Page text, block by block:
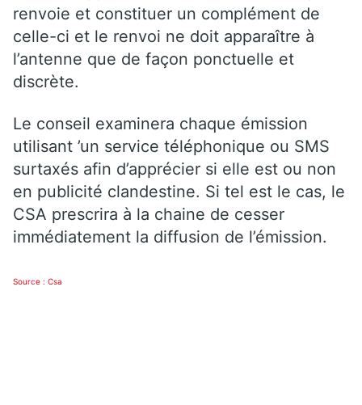
renvoie et constituer un complément de
celle-ci et le renvoi ne doit apparaître à
l’antenne que de façon ponctuelle et
discrète.
Le conseil examinera chaque émission
utilisant ’un service téléphonique ou SMS
surtaxés afin d’apprécier si elle est ou non
en publicité clandestine. Si tel est le cas, le
CSA prescrira à la chaine de cesser
immédiatement la diffusion de l’émission.
Source : Csa